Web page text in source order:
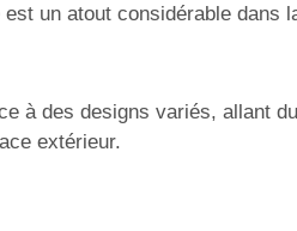
un atout considérable
à des designs variés, allant
extérieur.